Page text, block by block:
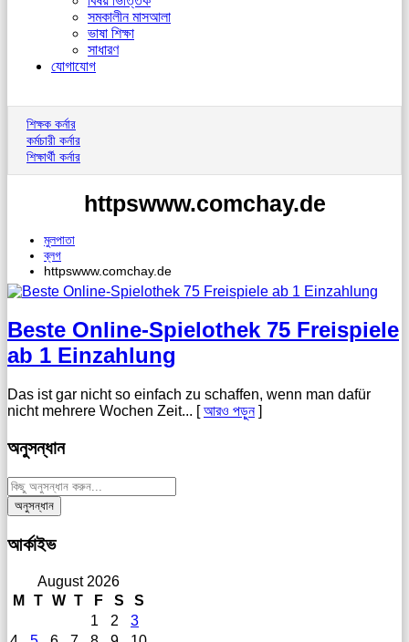
সমকালীন মাসআলা
ভাষা শিক্ষা
সাধারণ
যোগাযোগ
শিক্ষক কর্নার
কর্মচারী কর্নার
শিক্ষার্থী কর্নার
httpswww.comchay.de
মুলপাতা
ব্লগ
httpswww.comchay.de
Beste Online-Spielothek 75 Freispiele
ab 1 Einzahlung
Das ist gar nicht so einfach zu schaffen, wenn man dafür
nicht mehrere Wochen Zeit... [আরও পড়ুন]
অনুসন্ধান
আর্কাইভ
August 2026
M
T W T F S
S
1
2
3